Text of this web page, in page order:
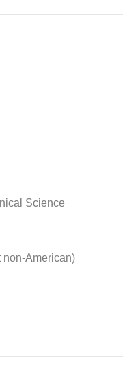
Science
non-American)